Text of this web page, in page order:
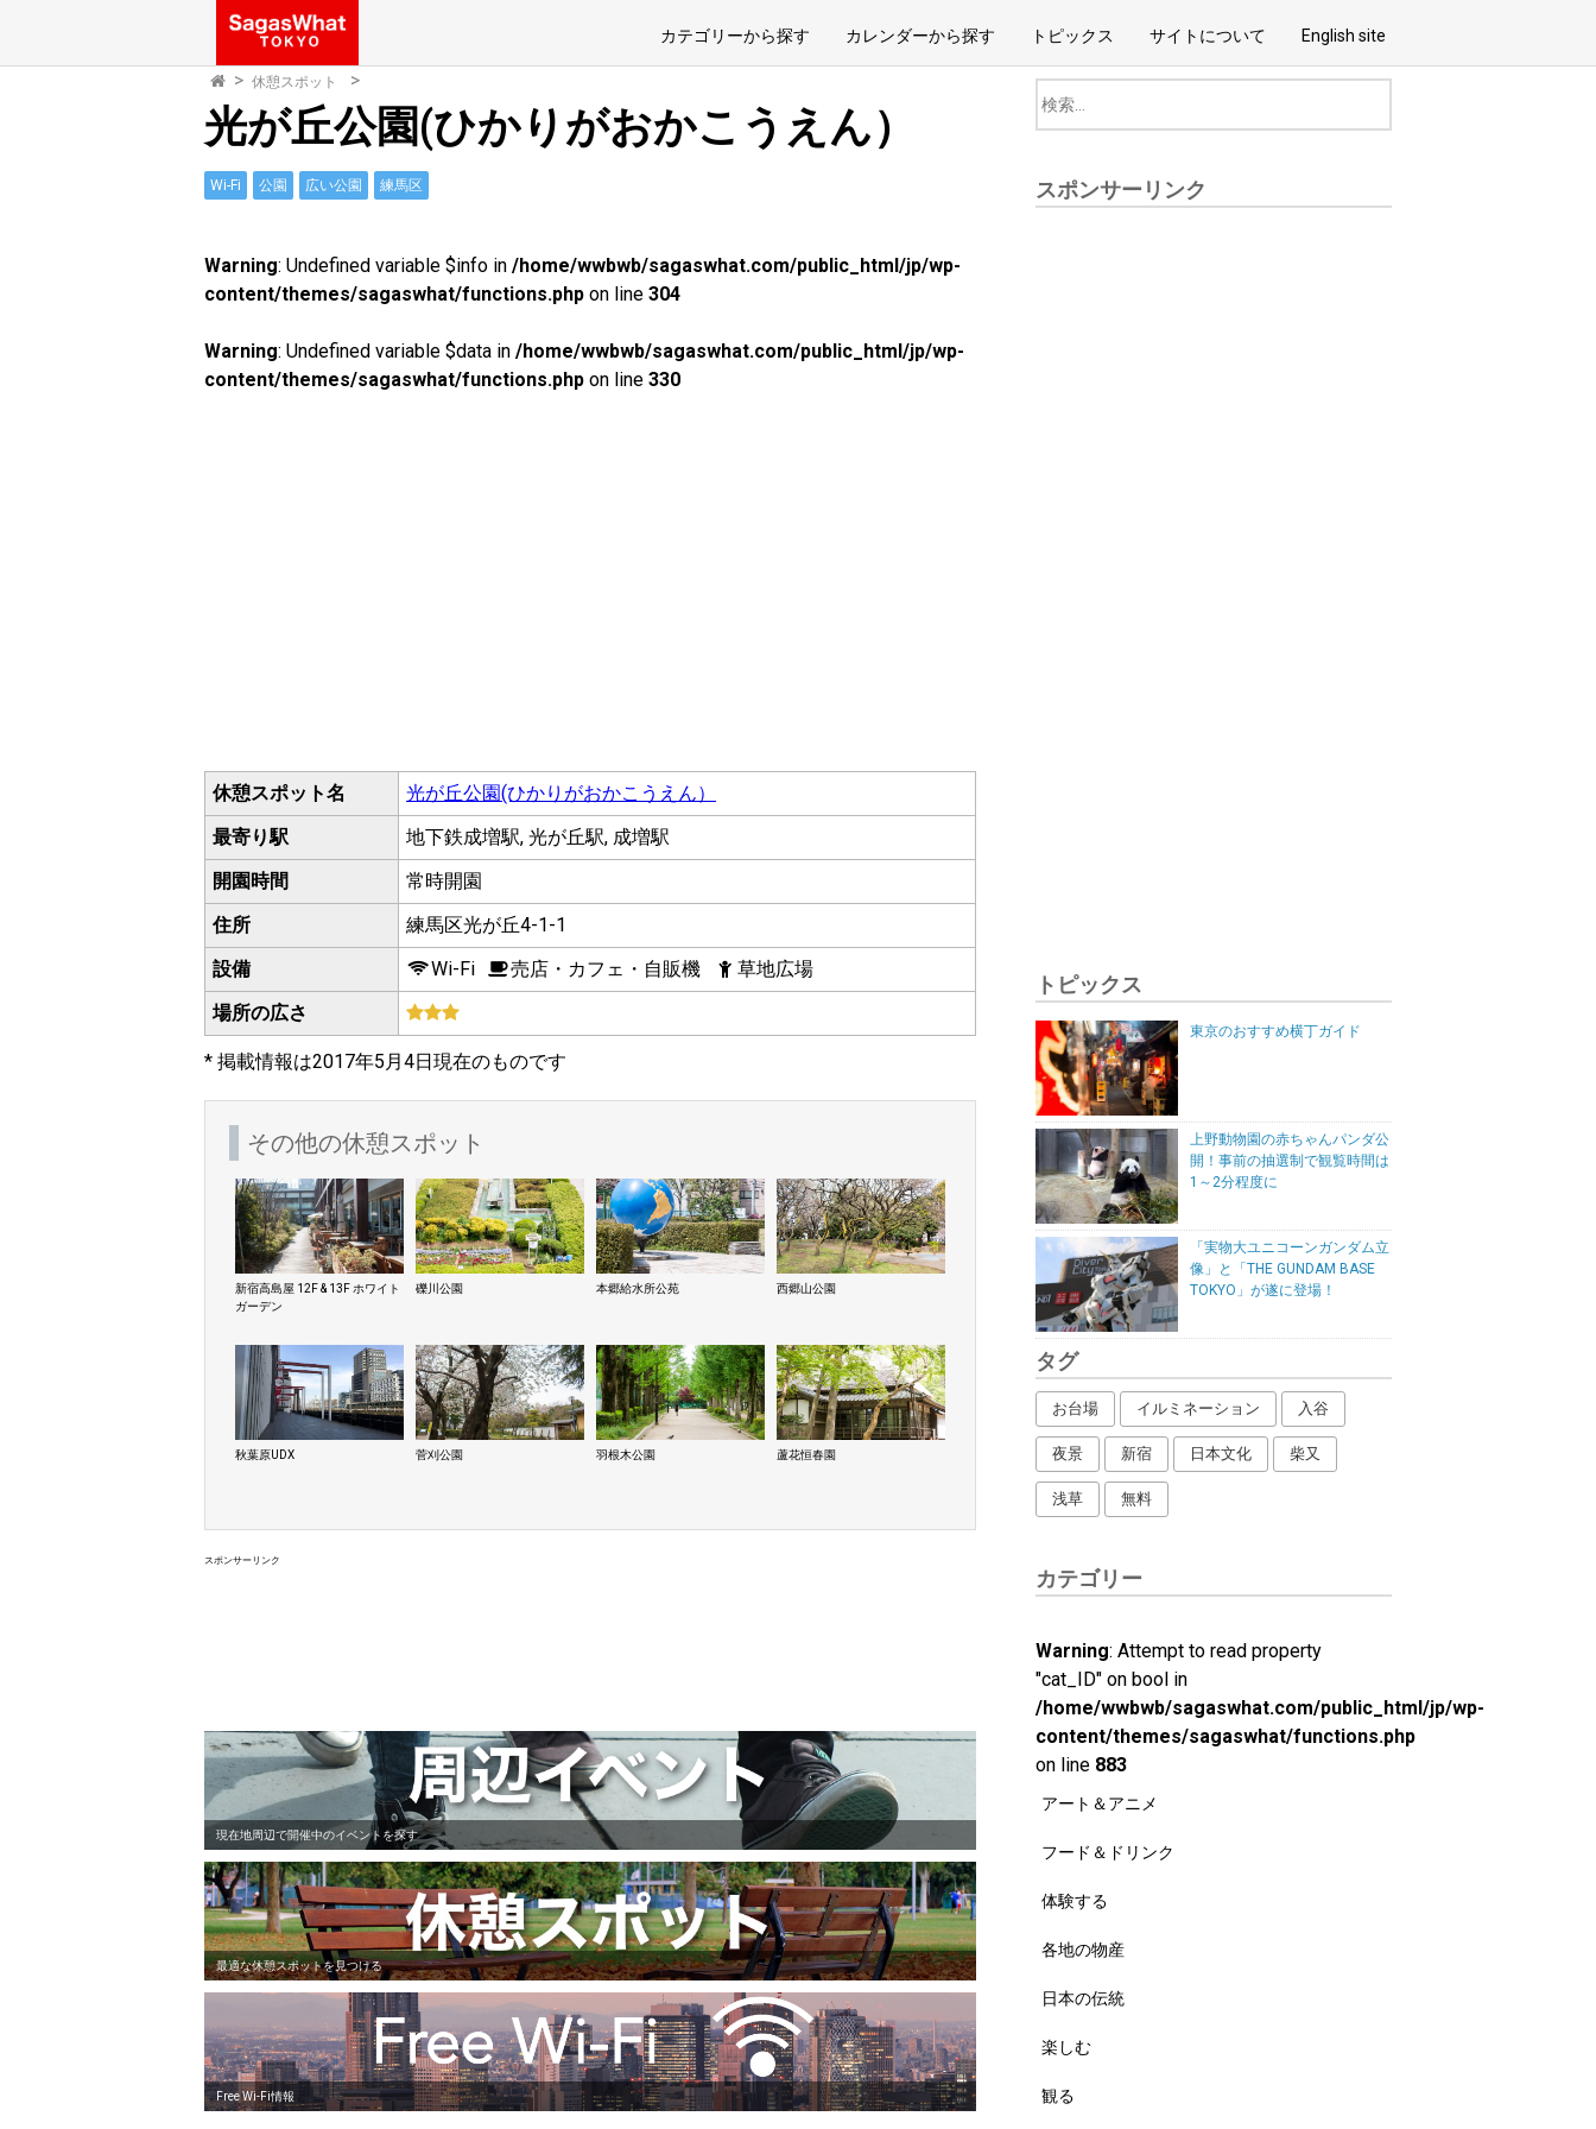
カテゴリーから探す カレンダーから探す トピックス サイトについて English site
休憩スポット
光が丘公園(ひかりがおかこうえん）
Wi-Fi 公園 広い公園 練馬区
Warning: Undefined variable $info in /home/wwbwb/sagaswhat.com/public_html/jp/wp-
content/themes/sagaswhat/functions.php on line 304
Warning: Undefined variable $data in /home/wwbwb/sagaswhat.com/public_html/jp/wp-
content/themes/sagaswhat/functions.php on line 330
休憩スポット名
光が丘公園(ひかりがおかこうえん）
最寄り駅
地下鉄成増駅, 光が丘駅, 成増駅
開園時間
常時開園
住所
練馬区光が丘4-1-1
設備
Wi-Fi 売店・カフェ・自販機
草地広場
場所の広さ
* 掲載情報は2017年5月4日現在のものです
その他の休憩スポット
新宿高島屋 12F & 13F ホワイト
ガーデン
礫川公園 本郷給水所公苑 西郷山公園
秋葉原UDX 菅刈公園 羽根木公園 蘆花恒春園
スポンサーリンク
現在地周辺で開催中のイベントを探す
最適な休憩スポットを見つける
Free Wi-Fi情報
スポンサーリンク
トピックス
東京のおすすめ横丁ガイド
上野動物園の赤ちゃんパンダ公
開！事前の抽選制で観覧時間は
1～2分程度に
「実物大ユニコーンガンダム立
像」と「THE GUNDAM BASE
TOKYO」が遂に登場！
タグ
お台場 イルミネーション 入谷
夜景 新宿 日本文化 柴又
浅草 無料
カテゴリー
Warning: Attempt to read property
"cat_ID" on bool in
/home/wwbwb/sagaswhat.com/public_html/jp/wp-
content/themes/sagaswhat/functions.php
on line 883
アート＆アニメ
フード＆ドリンク
体験する
各地の物産
日本の伝統
楽しむ
観る